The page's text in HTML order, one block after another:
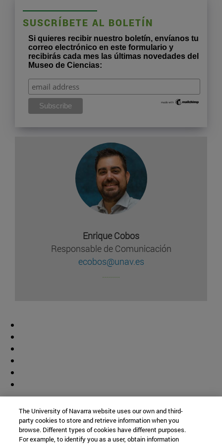
SUSCRÍBETE AL BOLETÍN
Si quieres recibir nuestro boletín, envíanos tu
correo electrónico en este formulario y
recibirás cada mes las últimas novedades del
Museo de Ciencias:
Enrique Cobos
Responsable de Comunicación
ecobos@unav.es
.........
The University of Navarra website uses our own and third-
party cookies to store and retrieve information when you
browse. Different types of cookies have different purposes.
For example, to identify you as a user, obtain information